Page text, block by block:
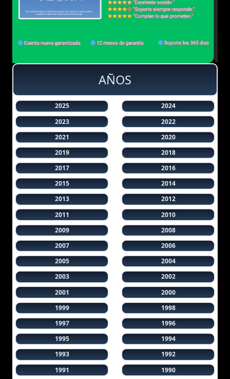
AÑOS
2025
2024
2023
2022
2021
2020
2019
2018
2017
2016
2015
2014
2013
2012
2011
2010
2009
2008
2007
2006
2005
2004
2003
2002
2001
2000
1999
1998
1997
1996
1995
1994
1993
1992
1991
1990